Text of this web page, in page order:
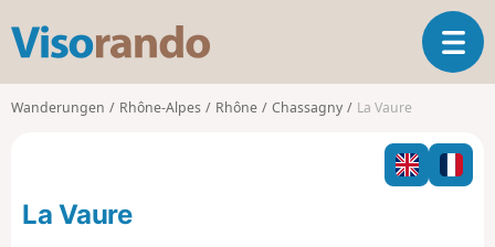
s
o
T
o
l
n
Wanderungen Rhône-Alpes Rhône Chassagny La Vaure
La Vaure